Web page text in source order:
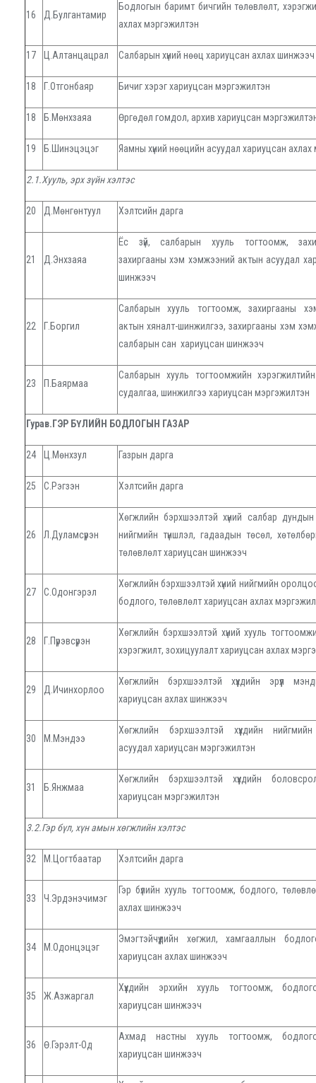
16 Д.Булгантамир
Бодлогын баримт бичгийн төлөвлөлт,
ахлах мэргэжилтэн
17 Ц.Алтанцацрал Салбарын хүний нөөц хариуцсан ахлах шинжээч
18 Г.Отгонбаяр Бичиг хэрэг хариуцсан мэргэжилтэн
18 Б.Мөнхзаяа Өргөдөл гомдол, архив хариуцсан
19 Б.Шинэцэцэг Яамны хүний нөөцийн асуудал хариуцсан
2.1.Хууль, эрх зүйн хэлтэс
20 Д.Мөнгөнтуул Хэлтсийн дарга
21 Д.Энхзаяа
Ёс зүй, салбарын хууль тогтоомж,
захиргааны хэм хэмжээний актын асуудал
шинжээч
22 Г.Боргил
Салбарын хууль тогтоомж, захиргааны
актын хяналт-шинжилгээ, захиргааны хэм
салбарын сан хариуцсан шинжээч
23 П.Баярмаа
Салбарын хууль тогтоомжийн
судалгаа, шинжилгээ хариуцсан мэргэжилтэн
Гурав.ГЭР БҮЛИЙН БОДЛОГЫН ГАЗАР
24 Ц.Мөнхзул Газрын дарга
25 С.Рэгзэн Хэлтсийн дарга
26 Л.Дуламсүрэн
Хөгжлийн бэрхшээлтэй хүний салбар дундын
нийгмийн түншлэл, гадаадын төсөл,
төлөвлөлт хариуцсан шинжээч
27 С.Одонгэрэл
Хөгжлийн бэрхшээлтэй хүний нийгмийн
бодлого, төлөвлөлт хариуцсан ахлах
28 Г.Пүрэвсүрэн
Хөгжлийн бэрхшээлтэй хүний хууль
хэрэгжилт, зохицуулалт хариуцсан ахлах
29 Д.Ичинхорлоо
Хөгжлийн бэрхшээлтэй хүүхдийн эрүүл
хариуцсан ахлах шинжээч
30 М.Мэндээ
Хөгжлийн бэрхшээлтэй хүүхдийн
асуудал хариуцсан мэргэжилтэн
31 Б.Янжмаа
Хөгжлийн бэрхшээлтэй хүүхдийн
хариуцсан мэргэжилтэн
3.2.Гэр бүл, хүн амын хөгжлийн хэлтэс
32 М.Цогтбаатар Хэлтсийн дарга
33 Ч.Эрдэнэчимэг
Гэр бүлийн хууль тогтоомж, бодлого,
ахлах шинжээч
34 М.Одонцэцэг
Эмэгтэйчүүдийн хөгжил, хамгааллын
хариуцсан ахлах шинжээч
35 Ж.Азжаргал
Хүүхдийн эрхийн хууль тогтоомж,
хариуцсан шинжээч
36 Ө.Гэрэлт-Од
Ахмад настны хууль тогтоомж,
хариуцсан шинжээч